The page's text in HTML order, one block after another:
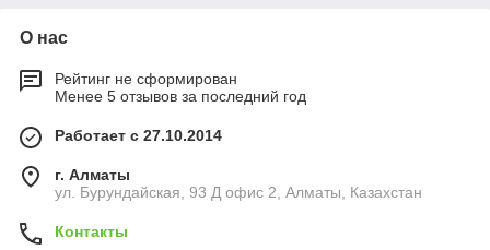
Этапы устройства бетонных полов
Процесс устройства бетонных полов включает 5 этапов,
четкое следование технологий на которых позволяет достичь
желаемых показателей прочности основания:
Работы по подготовке поверхности, связанные с
осмотром объекта, устранением дефектов, очисткой
О нас
Рейтинг не сформирован
Менее 5 отзывов за последний год
Работает с 27.10.2014
г. Алматы
ул. Бурундайская, 93 Д офис 2, Алматы, Казахстан
Контакты